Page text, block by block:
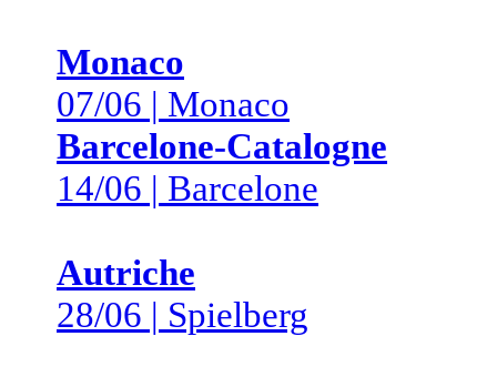
Monaco
07/06 | Monaco
Barcelone-Catalogne
14/06 | Barcelone
Autriche
28/06 | Spielberg